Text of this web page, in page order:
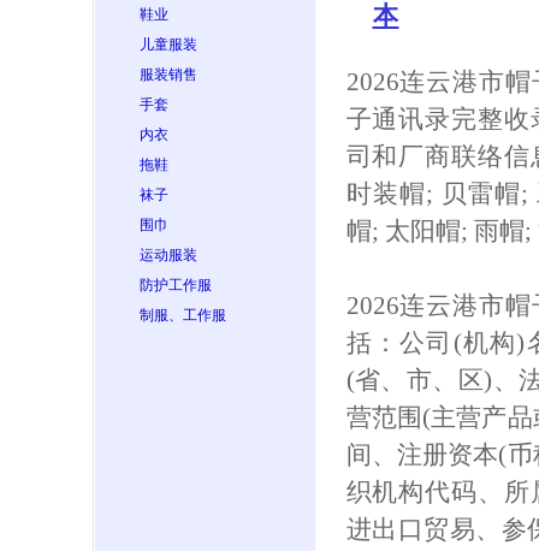
鞋业
儿童服装
服装销售
手套
内衣
拖鞋
袜子
围巾
运动服装
防护工作服
制服、工作服
本
2026连云港市
子通讯录完整
司和厂商联络
时装帽; 贝雷帽;
帽; 太阳帽; 雨帽;
2026连云港市
括：公司(机构)
(省、市、区)、
营范围(主营产
间、注册资本(
织机构代码、
进出口贸易、参